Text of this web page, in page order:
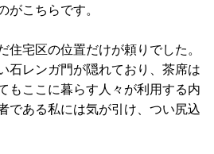
がこちらです。
住宅区の位置だけが頼りでした。
石レンガ門が隠れており、茶席は
もここに暮らす人々が利用する内
である私には気が引け、つい尻込